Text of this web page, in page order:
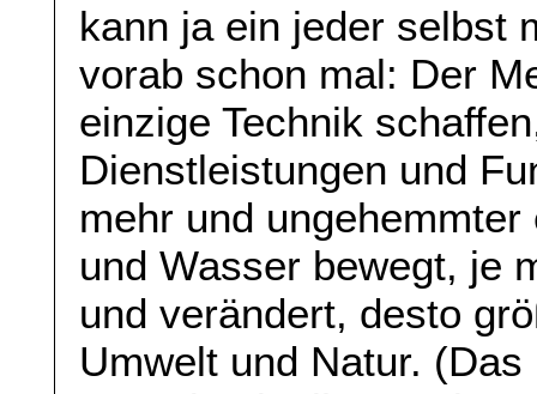
kann ja ein jeder selbst
vorab schon mal: Der
einzige Technik
Dienstleistungen und
mehr und
und Wasser bewegt, je
und verändert, desto
Umwelt und Natur.